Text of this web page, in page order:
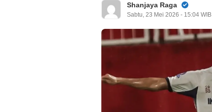
Shanjaya Raga
Sabtu, 23 Mei 2026 - 15:04 WIB